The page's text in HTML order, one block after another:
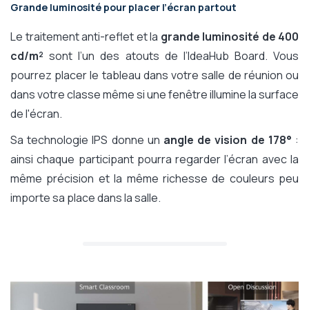
Grande luminosité pour placer l’écran partout
Le traitement anti-reflet et la grande luminosité de 400
cd/m² sont l’un des atouts de l’IdeaHub Board. Vous
pourrez placer le tableau dans votre salle de réunion ou
dans votre classe même si une fenêtre illumine la surface
de l'écran.
Sa technologie IPS donne un angle de vision de 178° :
ainsi chaque participant pourra regarder l’écran avec la
même précision et la même richesse de couleurs peu
importe sa place dans la salle.